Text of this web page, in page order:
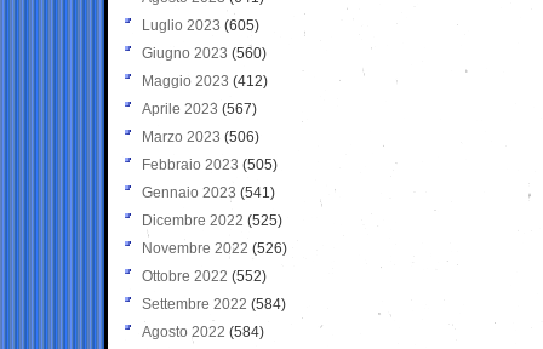
Luglio 2023 (605)
Giugno 2023 (560)
Maggio 2023 (412)
Aprile 2023 (567)
Marzo 2023 (506)
Febbraio 2023 (505)
Gennaio 2023 (541)
Dicembre 2022 (525)
Novembre 2022 (526)
Ottobre 2022 (552)
Settembre 2022 (584)
Agosto 2022 (584)